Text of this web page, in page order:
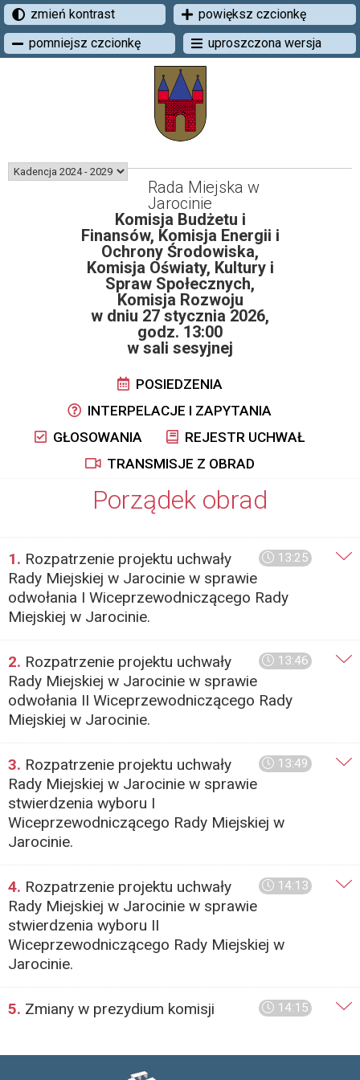
zmień kontrast
powiększ czcionkę
pomniejsz czcionkę
uproszczona wersja
Rada Miejska w
Jarocinie
Komisja Budżetu i
Finansów, Komisja Energii i
Ochrony Środowiska,
Komisja Oświaty, Kultury i
Spraw Społecznych,
Komisja Rozwoju
w dniu 27 stycznia 2026,
godz. 13:00
w sali sesyjnej
POSIEDZENIA
INTERPELACJE I ZAPYTANIA
GŁOSOWANIA
REJESTR UCHWAŁ
TRANSMISJE Z OBRAD
Porządek obrad
13:25
1. Rozpatrzenie projektu uchwały
Rady Miejskiej w Jarocinie w sprawie
odwołania I Wiceprzewodniczącego Rady
Miejskiej w Jarocinie.
13:46
2. Rozpatrzenie projektu uchwały
Rady Miejskiej w Jarocinie w sprawie
odwołania II Wiceprzewodniczącego Rady
Miejskiej w Jarocinie.
13:49
3. Rozpatrzenie projektu uchwały
Rady Miejskiej w Jarocinie w sprawie
stwierdzenia wyboru I
Wiceprzewodniczącego Rady Miejskiej w
Jarocinie.
14:13
4. Rozpatrzenie projektu uchwały
Rady Miejskiej w Jarocinie w sprawie
stwierdzenia wyboru II
Wiceprzewodniczącego Rady Miejskiej w
Jarocinie.
14:15
5. Zmiany w prezydium komisji